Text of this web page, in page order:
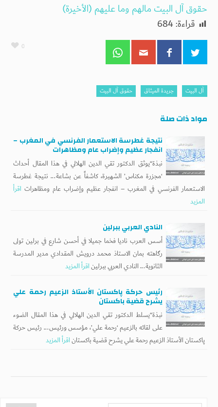
حقوق آل البيت مالهم وما عليهم (الأخيرة)
قراءة:684
0
آل البيت جريدة الميثاق حقوق آل البيت
مواد ذات صلة
نتيجة غطرسة الاستعمار الفرنسي في المغرب –
انفجار عظيم وإضراب عام ومظاهرات
نبذة“يوثق الدكتور تقي الدين الهلالي في هذا المقال أحداث
‘مجزرة مكناس’ الشهيرة، كاشفاً عن بشاعة... نتيجة غطرسة
الاستعمار الفرنسي في المغرب – انفجار عظيم وإضراب عام ومظاهرات اقرأ
المزيد
النادي العربي ببرلين
أسس العرب ناديا فخما جميلا في أحسن شارع في برلين تولى
رگاهته بمان الاستاذ محمد درويش المقدادي مدير المدرسة
الثانوية... النادي العربي ببرليناقرأ المزيد
رئيس حركة پاكستان الأستاذ الزعيم رحمة علي
يشرح قضية باكستان
نبذة“يسلط الدكتور تقي الدين الهلالي في هذا المقال الضوء
على لقائه بالزعيم ‘رحمة علي’، مؤسس ورئيس... رئيس حركة
پاكستان الأستاذ الزعيم رحمة علي يشرح قضية باكستاناقرأ المزيد